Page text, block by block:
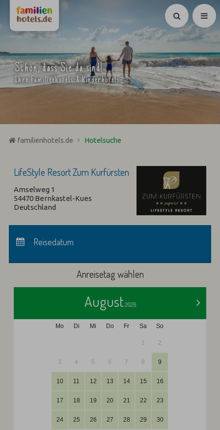
Suchen
Schön, dass Sie da sind!
Ihre Familienhotels & Kinderhotels
familienhotels.de Hotelsuche
LifeStyle Resort Zum Kurfürsten
Amselweg 1
54470 Bernkastel-Kues
Deutschland
Abreise:keine Auswahl
Reisedatum
Anreisetag wählen
>
August2026
Mo Di Mi Do Fr Sa So
1 2
3 4 5 6 7 8 9
10 11 12 13 14 15 16
17 18 19 20 21 22 23
24 25 26 27 28 29 30